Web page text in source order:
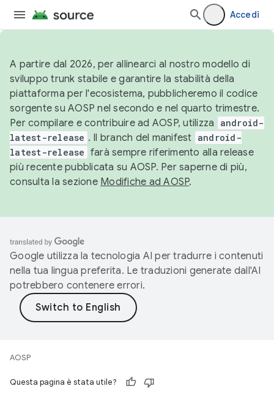
Accedi
A partire dal 2026, per allinearci al nostro modello di
sviluppo trunk stabile e garantire la stabilità della
piattaforma per l'ecosistema, pubblicheremo il codice
sorgente su AOSP nel secondo e nel quarto trimestre.
Per compilare e contribuire ad AOSP, utilizza
android-
latest-release . Il branch del manifest android-
latest-release farà sempre riferimento alla release
più recente pubblicata su AOSP. Per saperne di più,
consulta la sezione Modifiche ad AOSP.
Google utilizza la tecnologia AI per tradurre i contenuti
nella tua lingua preferita. Le traduzioni generate dall'AI
potrebbero contenere errori.
AOSP
Questa pagina è stata utile?